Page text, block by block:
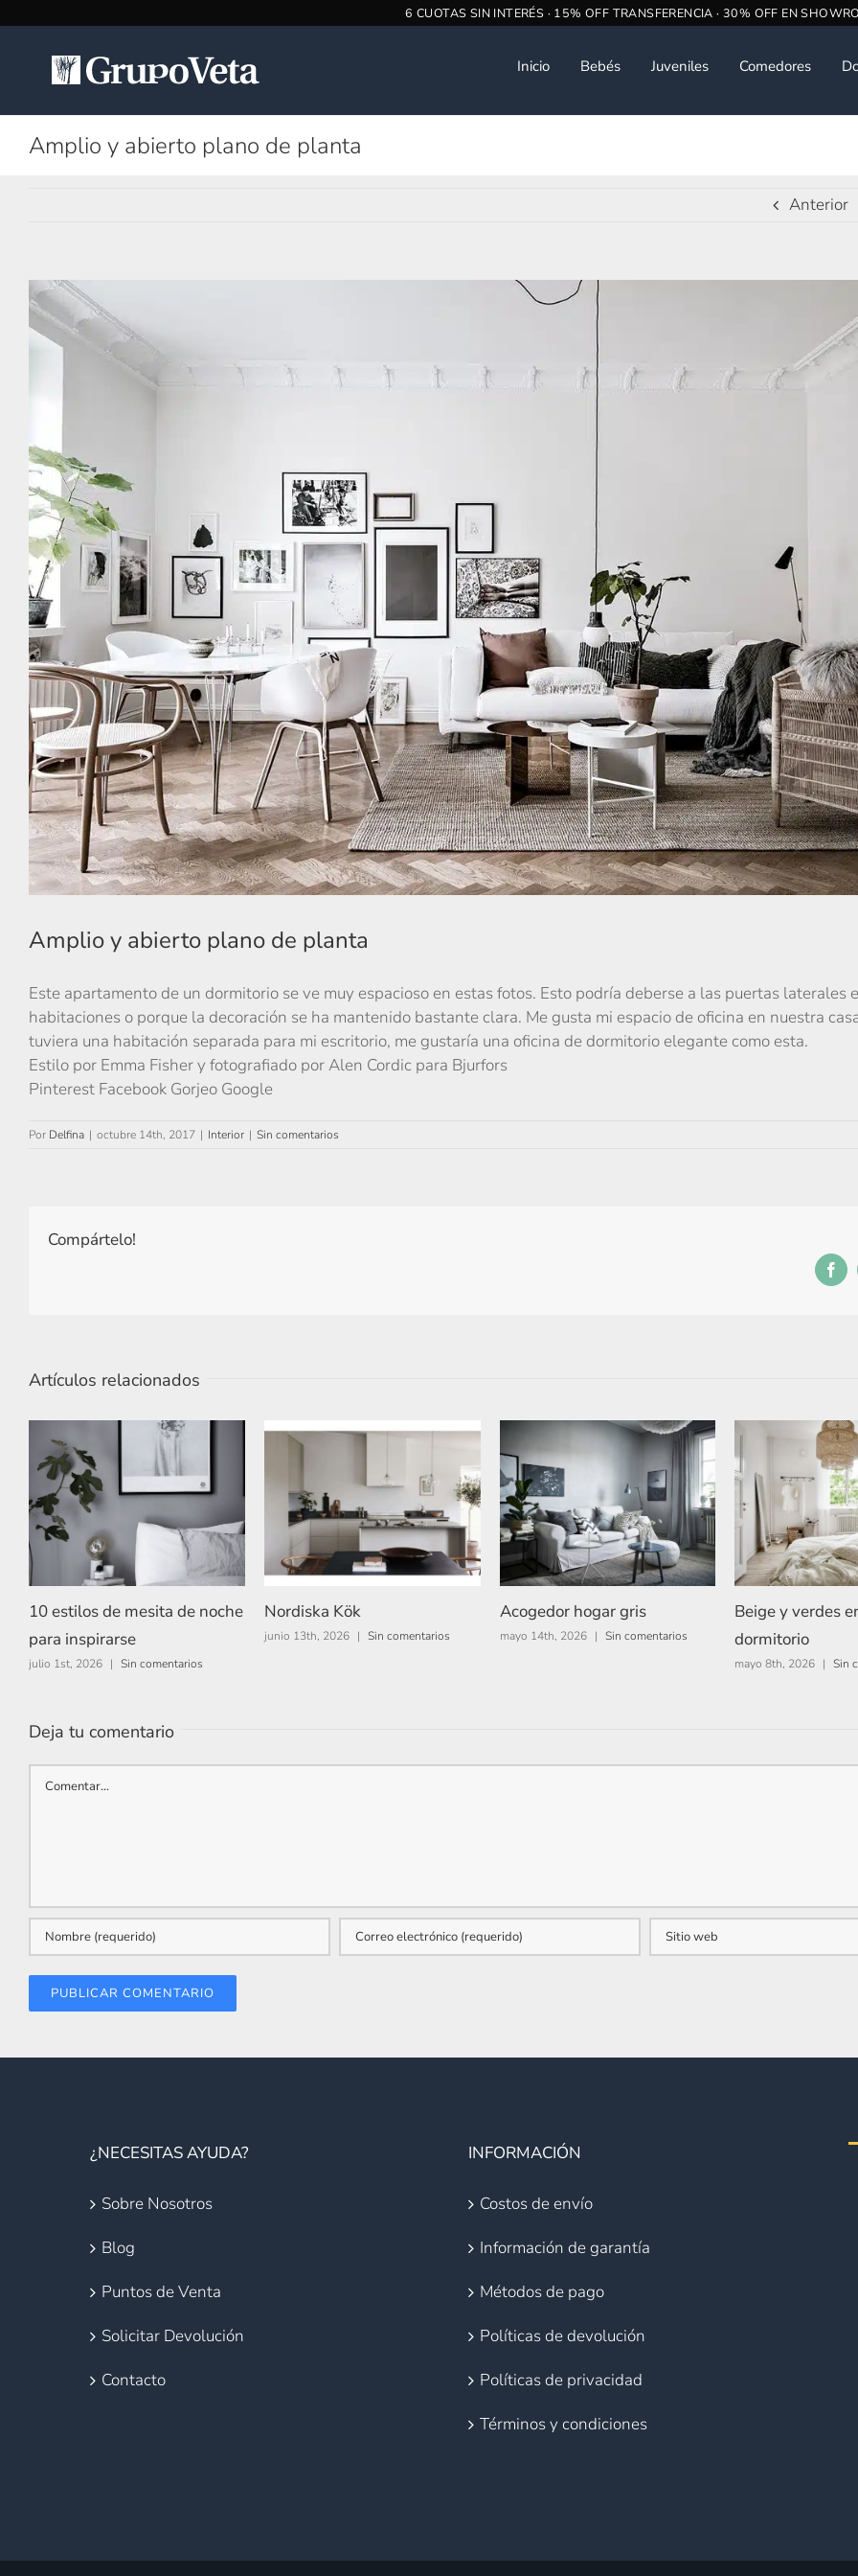
contenido
Inicio Bebés Juveniles Comedores
Amplio y abierto plano de planta
Anterior
Amplio y abierto plano de planta
Este apartamento de un dormitorio se ve muy espacioso en estas fotos. Esto podría deberse a las puertas laterales
habitaciones o porque la decoración se ha mantenido bastante clara. Me gusta mi espacio de oficina en nuestra
tuviera una habitación separada para mi escritorio, me gustaría una oficina de dormitorio elegante como esta.
Estilo por Emma Fisher y fotografiado por Alen Cordic para Bjurfors
Pinterest Facebook Gorjeo Google
Por Delfina | octubre 14th, 2017 | Interior | Sin comentarios
Compártelo!
Artículos relacionados
10 estilos de mesita de noche
para inspirarse
julio 1st, 2026 | Sin comentarios
Nordiska Kök
junio 13th, 2026 | Sin comentarios
Acogedor hogar gris
mayo 14th, 2026 | Sin comentarios
Beige y verdes
dormitorio
mayo 8th, 2026 | Sin
Deja tu comentario
Comentar
¿NECESITAS AYUDA?
Sobre Nosotros
Blog
Puntos de Venta
Solicitar Devolución
Contacto
INFORMACIÓN
Costos de envío
Información de garantía
Métodos de pago
Políticas de devolución
Políticas de privacidad
Términos y condiciones